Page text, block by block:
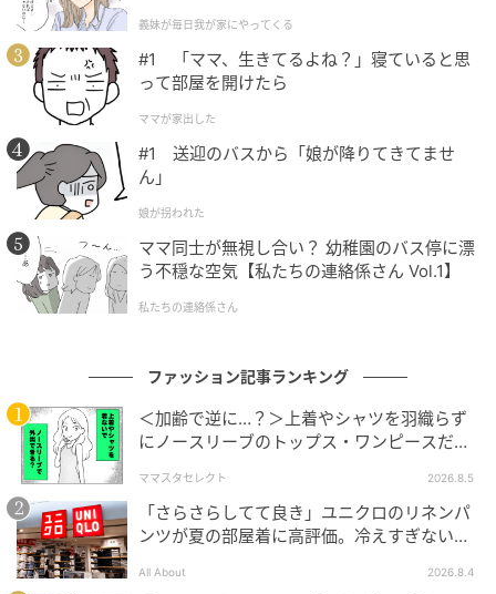
ネイビーという色に求められている魅力、知的、清
楚、厳かさ、気品、そこがブレなければいいわけで。
例えばネイビー×黒やグレー、白……。ママたちのテン
ションが少しでもアガって心地よくいられるネイビー
って何だろう？ って。毎号、試行錯誤した。
私も大好きな色だからこそ、昔から「こんなネイビー
があるんだ」って発見のある精鋭ネイビーを買い足し
ていったらだんだんと十年名品が増えていった。スエ
ード、リバーシブルコート、ラインパンツ……、今持っ
そうそう、竹村家は4人姉妹なんだけど、祖母が姉に買
った小学校のランドセルがネイビーだったの。当時は
男の子は黒、女の子は赤だった時代だから衝撃で。姉
は嫌で大泣きしていたけど（笑）、今思えば、シック
なおばあちゃんだったから、ネイビーの持つ色の魅力
に正直に魅かれたのかなって。
が】
義妹が毎日我が家にやってくる
#1 「ママ、生きてるよね？」寝ていると思
って部屋を開けたら
ママが家出した
#1 送迎のバスから「娘が降りてきてませ
ん」
娘が拐われた
ママ同士が無視し合い？ 幼稚園のバス停に漂
う不穏な空気【私たちの連絡係さん Vol.1】
私たちの連絡係さん
ファッション記事ランキング
＜加齢で逆に…？＞上着やシャツを羽織らず
にノースリーブのトップス・ワンピースだけ
ママスタセレクト 2026.8.5
「さらさらしてて良き」ユニクロのリネンパ
ンツが夏の部屋着に高評価。冷えすぎない肌
All About 2026.8.4